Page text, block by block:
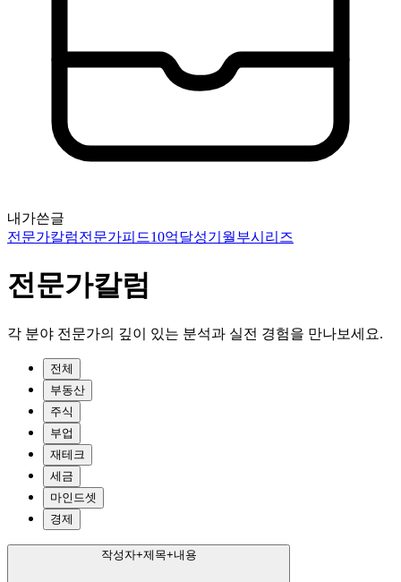
내가쓴글
전문가칼럼전문가피드10억달성기 월부시리즈
전문가칼럼
각 분야 전문가의 깊이 있는 분석과 실전 경험을 만나보세요.
전체
부동산
주식
부업
재테크
세금
마인드셋
경제
작성자+제목+내용